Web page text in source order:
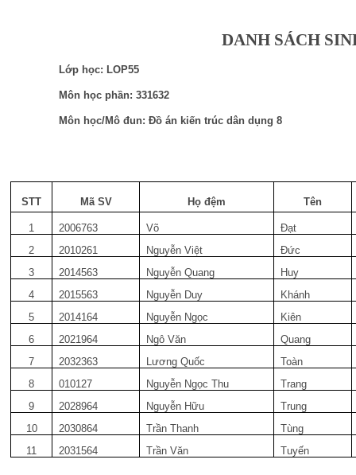
DANH SÁCH
Lớp học: LOP55
Môn học phần: 331632
Môn học/Mô đun: Đồ án kiến trúc dân dụng 8
STT Mã SV Họ đệm Tên
1 2006763 Võ
Đạt
2
2010261 Nguyễn Việt
Đức
3
2014563 Nguyễn Quang
Huy
4
2015563 Nguyễn Duy
Khánh
5
2014164 Nguyễn Ngọc
Kiên
6
2021964 Ngô Văn
Quang
7
2032363 Lương Quốc
Toàn
8
010127 Nguyễn Ngọc Thu
Trang
9
2028964 Nguyễn Hữu
Trung
10
2030864 Trần Thanh
Tùng
11
2031564 Trần Văn Tuyến